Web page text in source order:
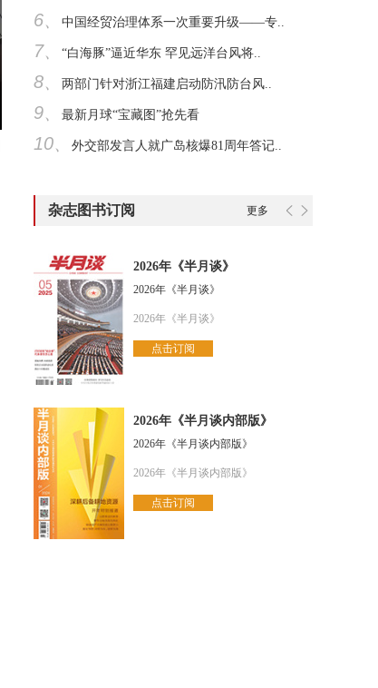
6、 中国经贸治理体系一次重要升级——专..
7、 “白海豚”逼近华东 罕见远洋台风将..
8、 两部门针对浙江福建启动防汛防台风..
9、 最新月球“宝藏图”抢先看
10、 外交部发言人就广岛核爆81周年答记..
杂志图书订阅 更多
2026年《半月谈》
2026年《半月谈》
2026年《半月谈》
点击订阅
2026年《半月谈内部版》
2026年《半月谈内部版》
2026年《半月谈内部版》
点击订阅